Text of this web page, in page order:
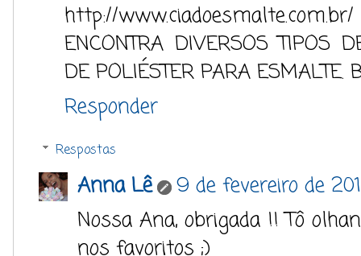
http://
ENCONTRA DIVERSOS TIPOS
DE POLIÉSTER PARA ESMALTE.
Responder
Respostas
Anna Lê
9 de fevereiro de
Nossa Ana, obrigada !! Tô
nos favoritos ;)